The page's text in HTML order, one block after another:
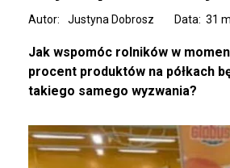
Data: 31
Autor: Justyna Dobrosz
Jak wspomóc rolników w
procent produktów na półkach
takiego samego wyzwania?